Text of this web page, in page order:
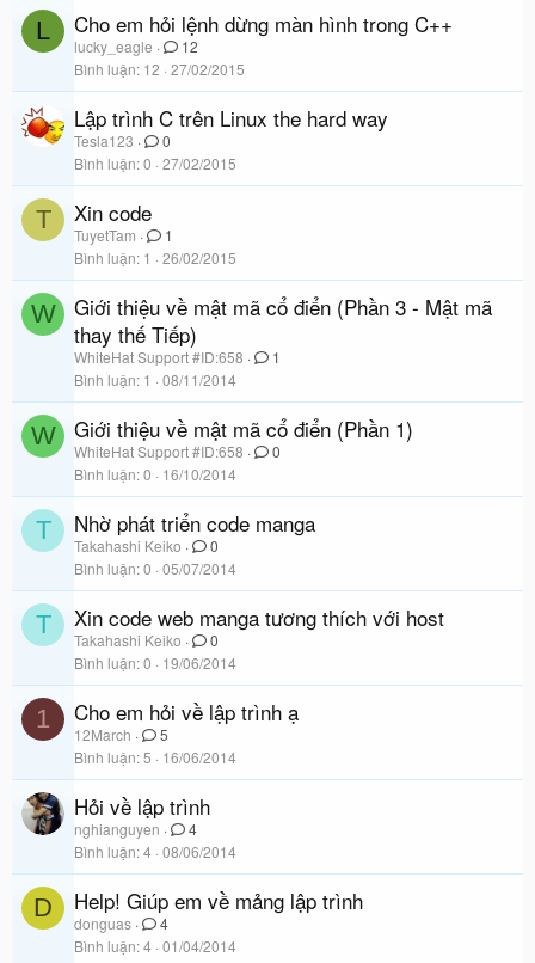
L Cho em hỏi lệnh dừng màn hình trong C++
lucky_eagle
12
Bình luận 12 27/02/2015
Lập trình C trên Linux the hard way
Tesla123
0
Bình luận 0 27/02/2015
T Xin code
TuyetTam
1
Bình luận 1 26/02/2015
W
Giới thiệu về mật mã cổ điển (Phần 3 - Mật mã
thay thế Tiếp)
WhiteHat Support #ID:658
1
Bình luận 1 08/11/2014
W Giới thiệu về mật mã cổ điển (Phần 1)
WhiteHat Support #ID:658
0
Bình luận 0 16/10/2014
T Nhờ phát triển code manga
Takahashi Keiko
0
Bình luận 0 05/07/2014
T Xin code web manga tương thích với host
Takahashi Keiko
0
Bình luận 0 19/06/2014
1 Cho em hỏi về lập trình ạ
12March
5
Bình luận 5 16/06/2014
Hỏi về lập trình
nghianguyen
4
Bình luận 4 08/06/2014
D Help! Giúp em về mảng lập trình
donguas
4
Bình luận 4 01/04/2014